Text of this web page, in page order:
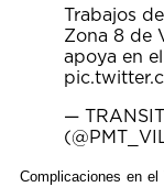
Trabajos
Zona 8 de
apoya en
—
Complicaciones en